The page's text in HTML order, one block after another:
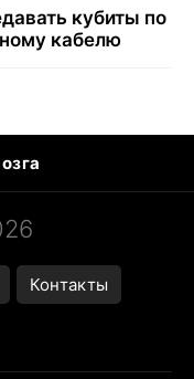
кубиты по
кабелю
Контакты